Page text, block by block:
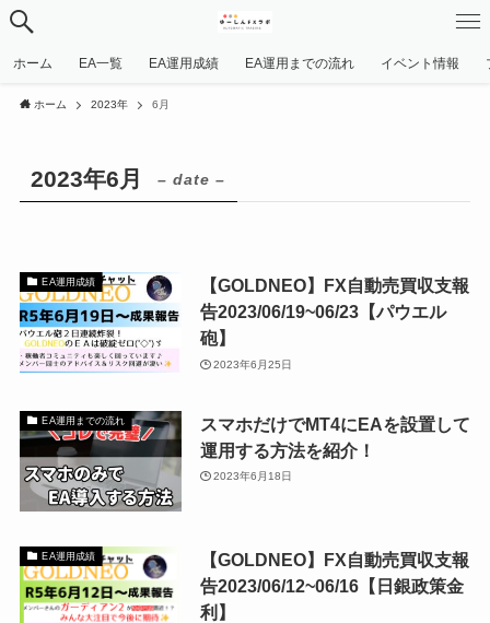
ホーム EA一覧 EA運用成績 EA運用までの流れ イベント情報
ホーム 2023年 6月
2023年6月 – date –
EA運用成績
【GOLDNEO】FX自動売買収支報
告2023/06/19~06/23【パウエル
砲】
2023年6月25日
EA運用までの流れ
スマホだけでMT4にEAを設置して
運用する方法を紹介！
2023年6月18日
EA運用成績
【GOLDNEO】FX自動売買収支報
告2023/06/12~06/16【日銀政策金
利】